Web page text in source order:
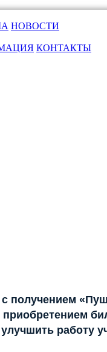
НОВОСТИ
КОНТАКТЫ
получением
улучшить работу